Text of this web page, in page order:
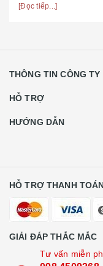
vậ...
[Đọc tiếp...]
THÔNG TIN CÔNG TY
HỖ TRỢ
HƯỚNG DẪN
HỖ TRỢ THANH
GIẢI ĐÁP THẮC MẮC
Tư vấn miễn